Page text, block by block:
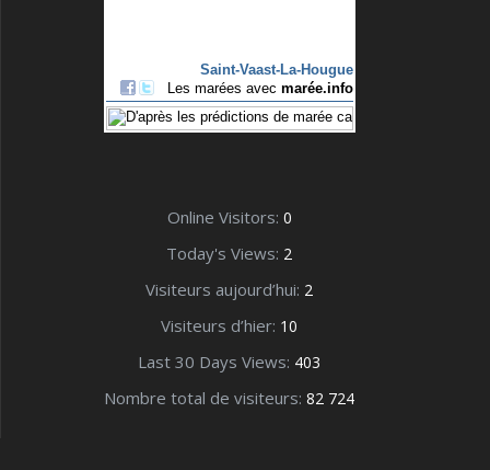
Online Visitors: 0
Today's Views: 2
Visiteurs aujourd’hui: 2
Visiteurs d’hier: 10
Last 30 Days Views: 403
Nombre total de visiteurs: 82 724